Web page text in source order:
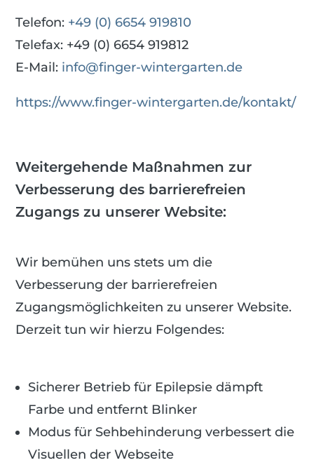
Telefon: +49 (0) 6654 919810
Telefax: +49 (0) 6654 919812
E-Mail: info@finger-wintergarten.de
https://www.finger-wintergarten.de/kontakt/
Weitergehende Maßnahmen zur
Verbesserung des barrierefreien
Zugangs zu unserer Website:
Wir bemühen uns stets um die
Verbesserung der barrierefreien
Zugangsmöglichkeiten zu unserer Website.
Derzeit tun wir hierzu Folgendes:
Sicherer Betrieb für Epilepsie dämpft
Farbe und entfernt Blinker
Modus für Sehbehinderung verbessert die
Visuellen der Webseite